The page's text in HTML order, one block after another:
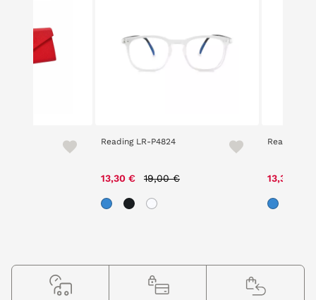
Reading LR-P4824
13,30 € 19,00 €
Reading
13,30 €